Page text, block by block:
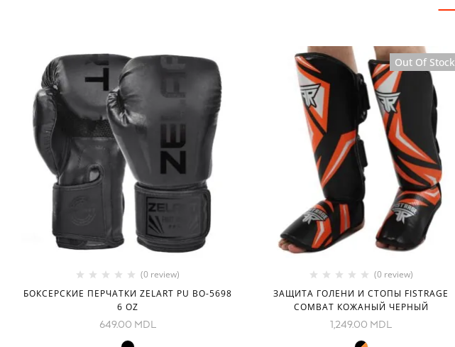
(0 review)
БОКСЕРСКИЕ ПЕРЧАТКИ ZELART PU BO-5698
6 OZ
649.00 MDL
Out Of Stock
(0 review)
ЗАЩИТА ГОЛЕНИ И СТОПЫ FISTRAGE
COMBAT КОЖАНЫЙ ЧЕРНЫЙ
1,249.00 MDL